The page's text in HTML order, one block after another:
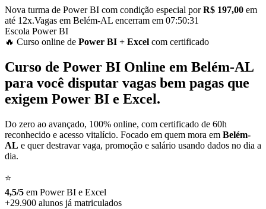
Nova turma de Power BI com condição especial porR$ 197,00 em
até 12x.Vagas em Belém-AL encerram em 07:50:30
Escola Power BI
🔥 Curso online de Power BI + Excel com certificado
Curso de Power BI Online em Belém-AL
para você disputar vagas bem pagas que
exigem Power BI e Excel.
Do zero ao avançado, 100% online, com certificado de 60h
reconhecido e acesso vitalício. Focado em quem mora em Belém-
AL e quer destravar vaga, promoção e salário usando dados no dia a
dia.
⭐
4,5/5 em Power BI e Excel
+29.900 alunos já matriculados